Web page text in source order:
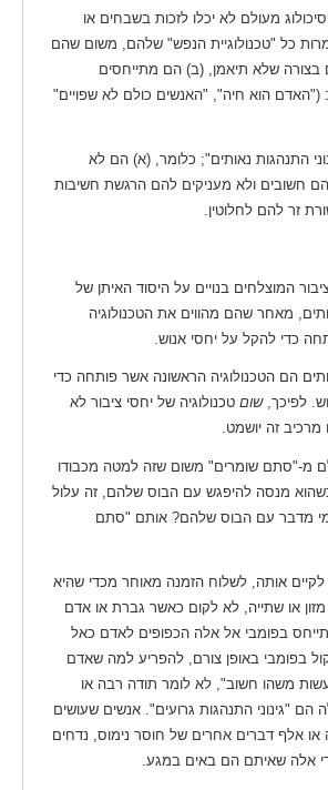
מעולם לא יכלו לזכות בשבחים או
כל "טכנולוגיית הנפש" שלהם, משום שהם
בצורה שלא תיאמן, (ב) הם מתייחסים
("האדם הוא חיה", "האנשים כולם לא שפויים"
התנהגות נאותים"; כלומר, (א) הם לא
חשובים ולא מעניקים להם הרגשת חשיבות
זר להם לחלוטין.
המוצלחים בנויים על היסוד האיתן של
מאחר שהם מהווים את הטכנולוגיה
כדי להקל על יחסי אנוש.
הם הטכנולוגיה הראשונה אשר פותחה כדי
לפיכך,שום טכנולוגיה של יחסי ציבור לא
זה יושמט.
מ-"סתם שומרים" משום שזה למטה מכבודו
מנסה להיפגש עם הבוס שלהם, זה עלול
מי מדבר עם הבוס שלהם? אותם "סתם
אותה, לשלוח הזמנה מאוחר מכדי שהיא
או שתייה, לא לקום כאשר גברת או אדם
בפומבי אל אלה הכפופים לאדם כאל
בפומבי באופן צורם, להפריע למה שאדם
משהו חשוב", לא לומר תודה רבה או
הם "גינוני התנהגות גרועים". אנשים שעושים
אלף דברים אחרים של חוסר נימוס, נדחים
אלה שאיתם הם באים במגע.